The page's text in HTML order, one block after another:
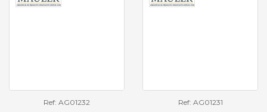
Ref: AG01232 Ref: AG01231